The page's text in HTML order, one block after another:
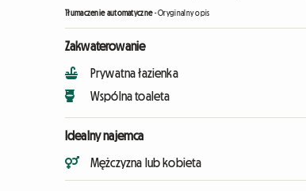
Tłumaczenie automatyczne-Oryginalny opis
Zakwaterowanie
Prywatna łazienka
Wspólna toaleta
Idealny najemca
Mężczyzna lub kobieta